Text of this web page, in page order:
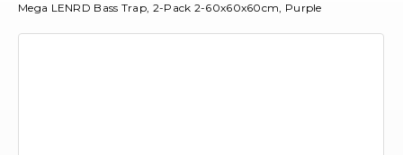
Mega LENRD Bass Trap, 2-Pack 2-60x60x60cm, Purple